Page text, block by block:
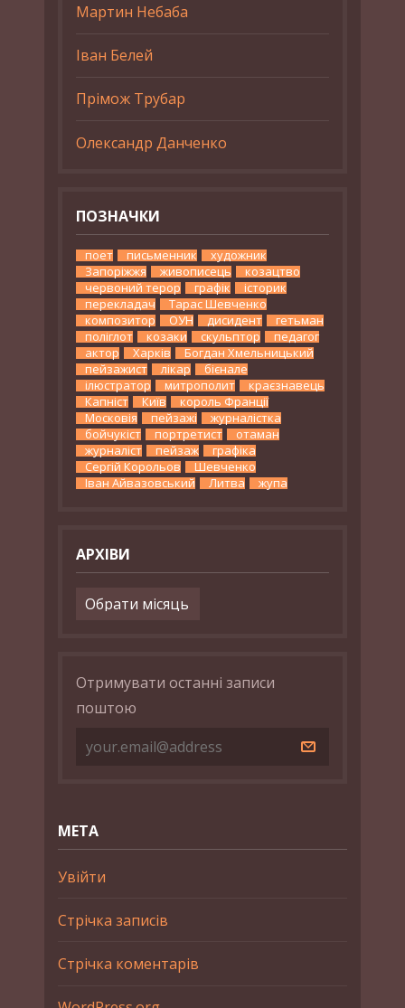
Мартин Небаба
Іван Белей
Прімож Трубар
Олександр Данченко
ПОЗНАЧКИ
поет письменник
художник
Запоріжжя
живописець
козацтво
червоний терор
графік
історик
перекладач
Тарас Шевченко
композитор
ОУН дисидент
гетьман
поліглот
козаки скульптор
педагог
актор
Харків
Богдан Хмельницький
пейзажист
лікар
бієнале
ілюстратор
митрополит
краєзнавець
Капніст
Київ
король Франції
Московія
пейзажі
журналістка
бойчукіст
портретист
отаман
журналіст
пейзаж
графіка
Сергій Корольов
Шевченко
Іван Айвазовський
Литва жупа
АРХІВИ
Архіви
Отримувати останні записи
поштою
МЕТА
Увійти
Стрічка записів
Стрічка коментарів